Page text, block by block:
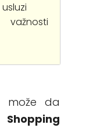
može da